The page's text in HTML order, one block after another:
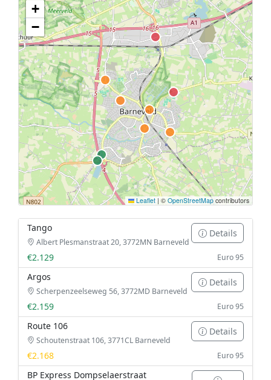
Geen tankstations met locatiegegevens gevonden.
De kaart kan niet worden weergegeven zonder GPS coördinaten.
+
−
Leaflet | © OpenStreetMap contributors
Tango
Albert Plesmanstraat 20, 3772MN Barneveld
Details
€2.129 Euro 95
Argos
Scherpenzeelseweg 56, 3772MD Barneveld
Details
€2.159 Euro 95
Route 106
Schoutenstraat 106, 3771CL Barneveld
Details
€2.168 Euro 95
BP Express Dompselaerstraat